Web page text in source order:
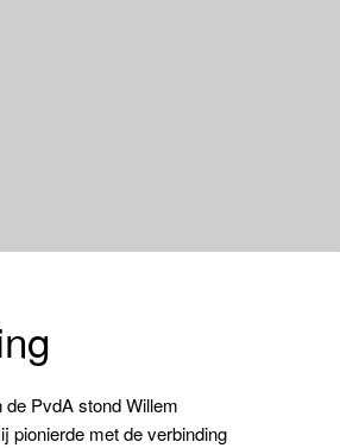
PvdA stond Willem
pionierde met de verbinding